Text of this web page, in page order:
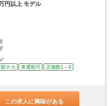
円以上 モデル
駅チカ 車通勤可
店舗数1～9
この求人に興味がある